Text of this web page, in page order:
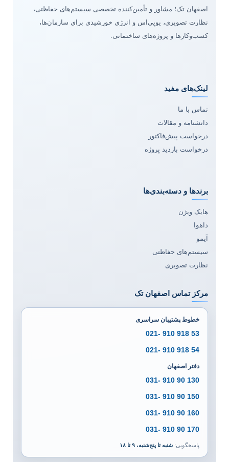
اصفهان تک؛ مشاور و تأمین‌کننده تخصصی سیستم‌های حفاظتی،
نظارت تصویری، یوپی‌اس و انرژی خورشیدی برای سازمان‌ها،
کسب‌وکارها و پروژه‌های ساختمانی.
لینک‌های مفید
تماس با ما
دانشنامه و مقالات
درخواست پیش‌فاکتور
درخواست بازدید پروژه
برندها و دسته‌بندی‌ها
هایک ویژن
داهوا
آیمو
سیستم‌های حفاظتی
نظارت تصویری
مرکز تماس اصفهان تک
خطوط پشتیبان سراسری
53 918 910 -021
54 918 910 -021
دفتر اصفهان
130 90 910 -031
150 90 910 -031
160 90 910 -031
170 90 910 -031
پاسخگویی: شنبه تا پنج‌شنبه، ۹ تا ۱۸